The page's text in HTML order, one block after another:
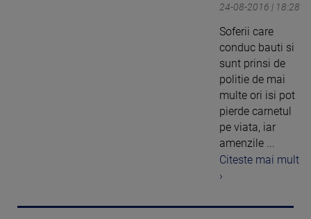
24-08-2016 | 18:28
Soferii care
conduc bauti si
sunt prinsi de
politie de mai
multe ori isi pot
pierde carnetul
pe viata, iar
amenzile ...
Citeste mai mult
›